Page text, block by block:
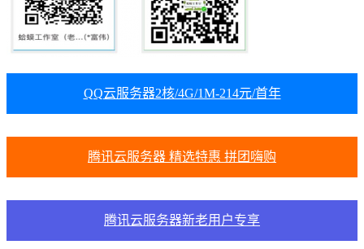
QQ云服务器2核/4G/1M-214元/首年
腾讯云服务器 精选特惠 拼团嗨购
腾讯云服务器新老用户专享